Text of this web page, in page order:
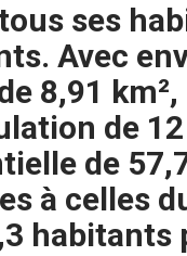
ses
Avec
8,91
de
de
à celles
habitants